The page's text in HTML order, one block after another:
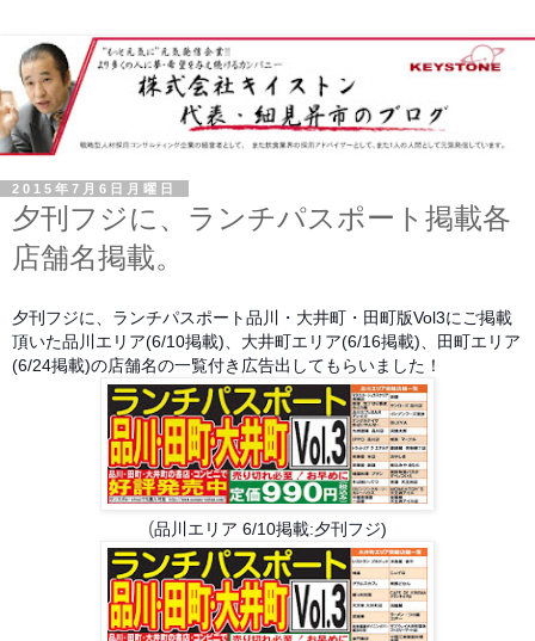
2015年7月6日月曜日
夕刊フジに、ランチパスポート掲載各
店舗名掲載。
夕刊フジに、ランチパスポート品川・大井町・田町版Vol3にご掲載
頂いた品川エリア(6/10掲載)、大井町エリア(6/16掲載)、田町エリア
(6/24掲載)の店舗名の一覧付き広告出してもらいました！
(品川エリア 6/10掲載:夕刊フジ)